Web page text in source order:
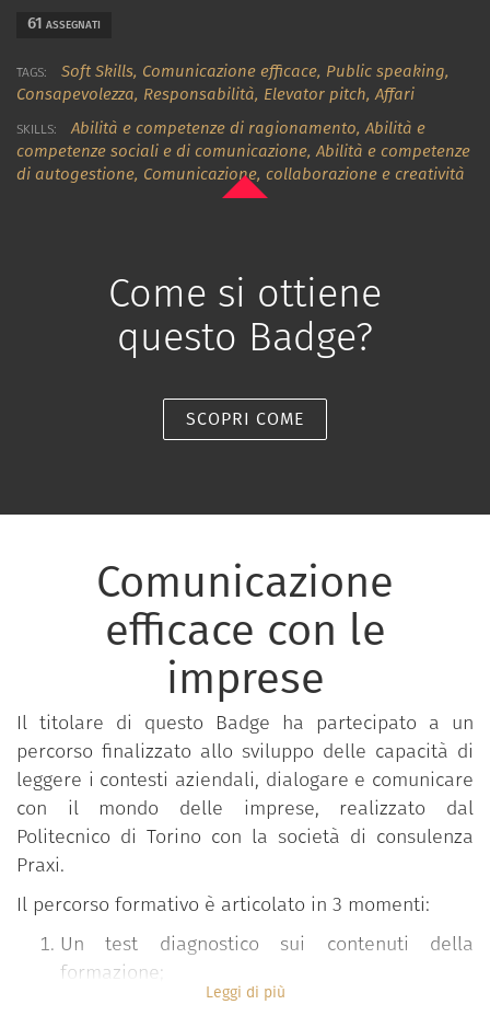
61 ASSEGNATI
TAGS: Soft Skills, Comunicazione efficace, Public speaking,
Consapevolezza, Responsabilità, Elevator pitch,Affari
SKILLS: Abilità e competenze di ragionamento,Abilità e
competenze sociali e di comunicazione,Abilità e competenze
di autogestione, Comunicazione, collaborazione e creatività
Come si ottiene
questo Badge?
SCOPRI COME
Comunicazione
efficace con le
imprese
Il titolare di questo Badge ha partecipato a un
percorso finalizzato allo sviluppo delle capacità di
leggere i contesti aziendali, dialogare e comunicare
con il mondo delle imprese, realizzato dal
Politecnico di Torino con la società di consulenza
Praxi.
Il percorso formativo è articolato in 3 momenti:
Un test diagnostico sui contenuti della
formazione;
2 incontri in plenaria con riflessioni guidate sul
Leggi di più